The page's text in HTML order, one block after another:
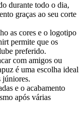
durante todo o dia,
graças ao seu corte
as cores e o logotipo
permite que os
preferido.
com amigos ou
é uma escolha ideal
júniores.
e o acabamento
após várias